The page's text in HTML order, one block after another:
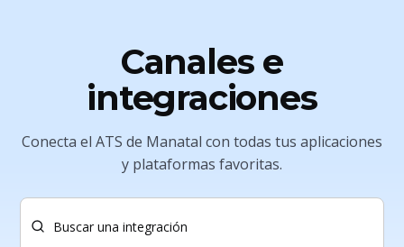
Canales e
integraciones
Conecta el ATS de Manatal con todas tus aplicaciones
y plataformas favoritas.